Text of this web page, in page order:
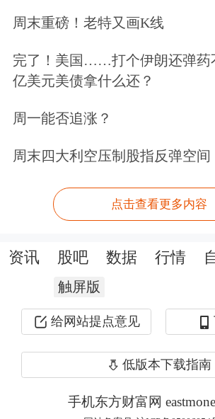
三是国际化。“中国的金
融强国的重要标志在于其
更广泛的影响力。
基于此，吴晓求表示，金
货币的最终价值取决于其
尤其体现在国际储备市场
额上，这反映了国际投资
周末重磅！老特又画K线
完了！美国……打个伊朗还弹
亿美元美债拿什么还？
周一能否追涨？
周末四大利空压制股指反弹空间
点击查看更多内容
资讯 股吧 数据 行情
触屏版
给网站提点意见
低版本下载指南
手机东方财富网